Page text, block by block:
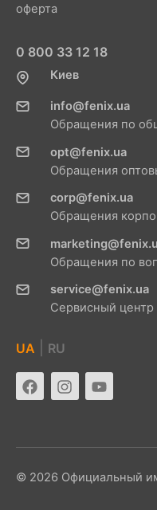
оферта
0 800 33 12 18
Киев
info@fenix.ua
Обращения по
opt@fenix.ua
Обращения
corp@fenix.ua
Обращения
Обращения по
service@fenix.ua
Сервисный центр
UA RU
© 2026 Официальный